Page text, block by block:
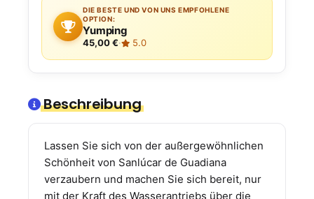
DIE BESTE UND VON UNS EMPFOHLENE
OPTION:
Yumping
45,00 €· 5.0
Beschreibung
Lassen Sie sich von der außergewöhnlichen
Schönheit von Sanlúcar de Guadiana
verzaubern und machen Sie sich bereit, nur
mit der Kraft des Wasserantriebs über die